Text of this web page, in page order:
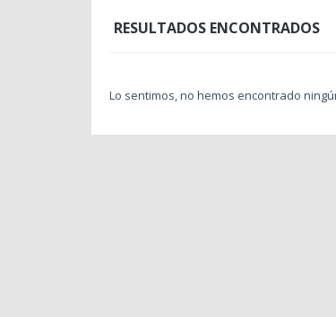
RESULTADOS ENCONTRADOS
Lo sentimos, no hemos encontrado